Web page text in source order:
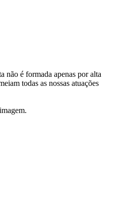
não é formada apenas por alta
todas as nossas atuações